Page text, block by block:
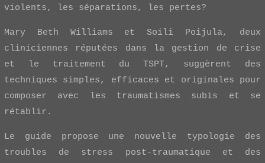
violents, les séparations, les pertes?
Mary Beth Williams et Soili Poijula, deux
cliniciennes réputées dans la gestion de crise
et le traitement du TSPT, suggèrent des
techniques simples, efficaces et originales pour
composer avec les traumatismes subis et se
rétablir.
Le guide propose une nouvelle typologie des
troubles de stress post-traumatique et des